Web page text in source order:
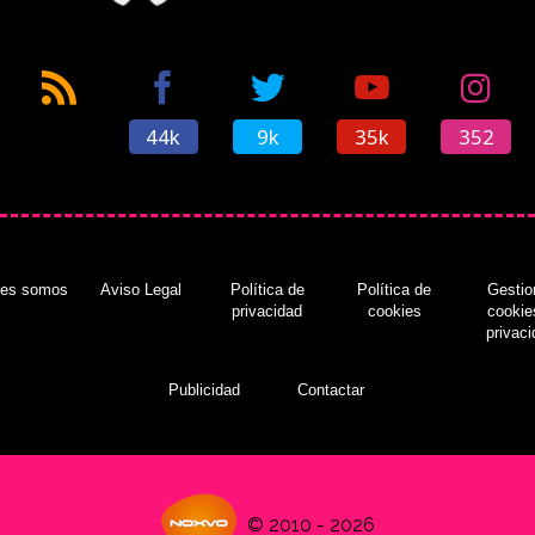
44k 9k 35k 352
somos Aviso Legal
Política de
privacidad
Política de
cookies
Publicidad Contactar
© 2010 - 2026